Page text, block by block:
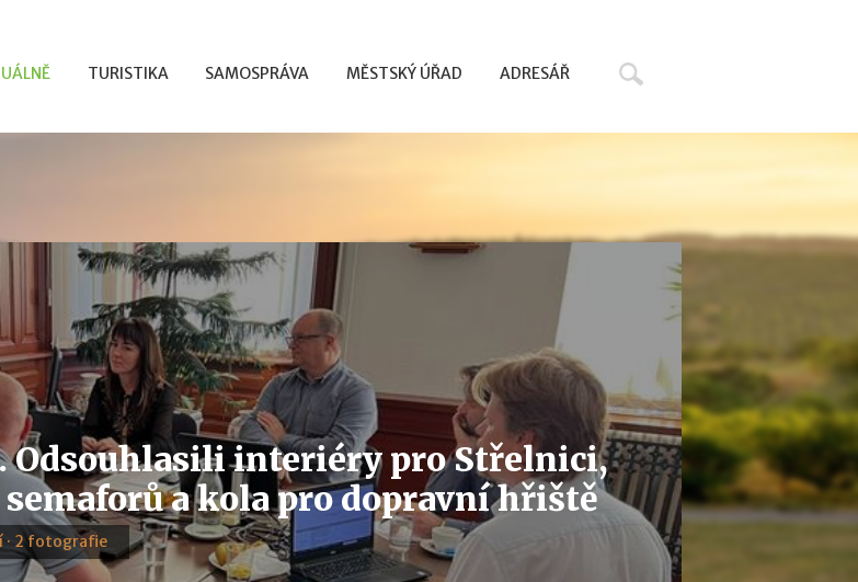
TURISTIKA SAMOSPRÁVA MĚSTSKÝ ÚŘAD ADRESÁŘ
Odsouhlasili interiéry pro Střelnici,
semaforů a kola pro dopravní hřiště
· 2 fotografie